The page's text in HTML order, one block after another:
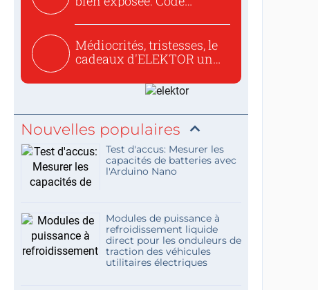
Médiocrités, tristesses, le
cadeaux d'ELEKTOR un
Nouvelles populaires
Test d'accus: Mesurer les
capacités de batteries avec
l'Arduino Nano
Modules de puissance à
refroidissement liquide
direct pour les onduleurs de
traction des véhicules
utilitaires électriques